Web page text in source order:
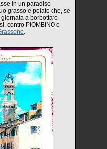
in un paradiso
grasso e pelato che, se
a borbottare
contro PIOMBINO e
.